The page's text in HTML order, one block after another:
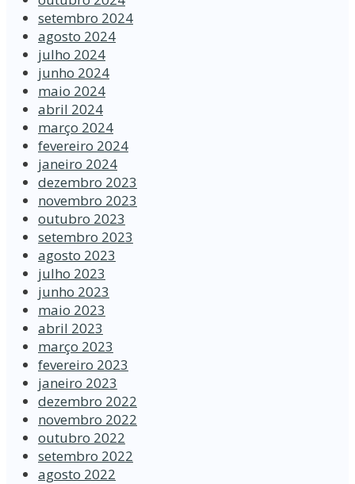
setembro 2024
agosto 2024
julho 2024
junho 2024
maio 2024
abril 2024
março 2024
fevereiro 2024
janeiro 2024
dezembro 2023
novembro 2023
outubro 2023
setembro 2023
agosto 2023
julho 2023
junho 2023
maio 2023
abril 2023
março 2023
fevereiro 2023
janeiro 2023
dezembro 2022
novembro 2022
outubro 2022
setembro 2022
agosto 2022